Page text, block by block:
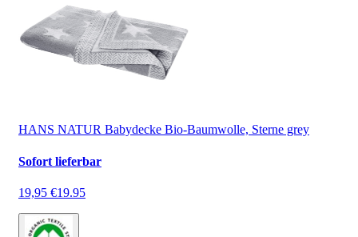
HANS NATUR Babydecke Bio-Baumwolle, Sterne grey
Sofort lieferbar
19,95 €19.95